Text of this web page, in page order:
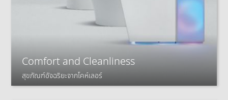
Comfort and Cleanliness
สุขภัณฑ์อัจฉริยะจากโคห์เลอร์